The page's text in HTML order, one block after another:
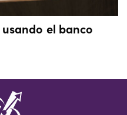
el banco